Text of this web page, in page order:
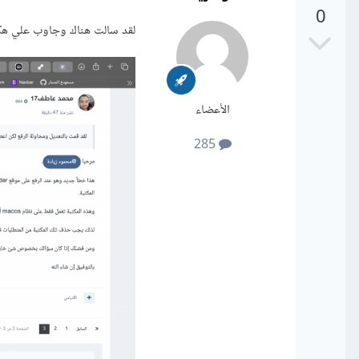
0
الأعضاء
285
لقد سالت هناك وجاوب علي